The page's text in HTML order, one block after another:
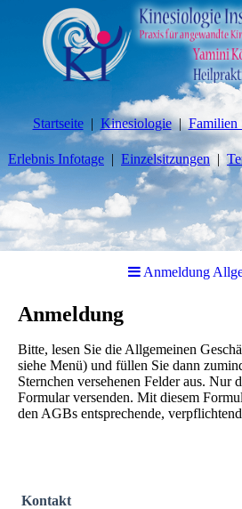
Startseite Kinesiologie Familien
Erlebnis Infotage Einzelsitzungen
Anmeldung
Anmeldung
Bitte, lesen Sie die Allgemeinen
siehe Menü) und füllen Sie dann
Sternchen versehenen Felder aus. Nur
Formular versenden. Mit diesem
den AGBs entsprechende,
Kontakt